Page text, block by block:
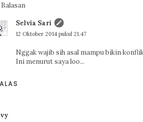
Balasan
Selvia Sari
12 Oktober 2014 pukul 21.47
Nggak wajib sih asal mampu bikin
Ini menurut saya loo...